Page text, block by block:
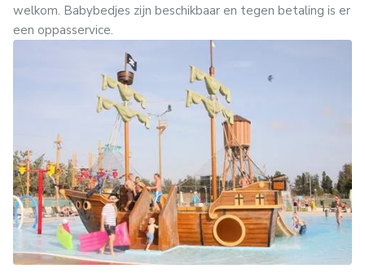
welkom. Babybedjes zijn beschikbaar en tegen betaling is er
een oppasservice.